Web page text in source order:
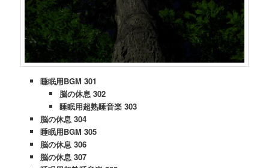
睡眠用BGM 301
脳の休息 302
睡眠用超熟睡音楽 303
脳の休息 304
睡眠用BGM 305
脳の休息 306
脳の休息 307